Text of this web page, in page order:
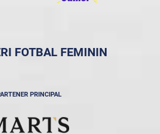
FOTBAL FEMININ
PRINCIPAL